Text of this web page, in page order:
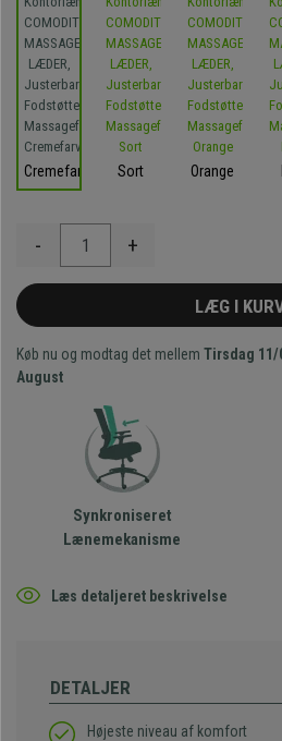
Cremefarvet Sort Orange
- +
LÆG I
Køb nu og modtag det mellem Tirsdag 11/
August
Synkroniseret
Lænemekanisme
Læs detaljeret beskrivelse
DETALJER
Højeste niveau af komfort